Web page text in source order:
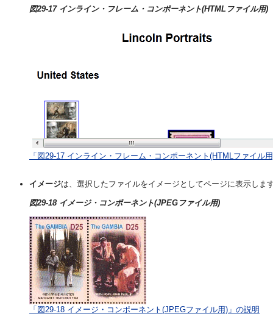
図29-17 インライン・フレーム・コンポーネント(HTMLファイル用)
「図29-17 インライン・フレーム・コンポーネント(HTMLファイル
イメージは、選択したファイルをイメージとしてページに表示しま
図29-18 イメージ・コンポーネント(JPEGファイル用)
「図29-18 イメージ・コンポーネント(JPEGファイル用)」の説明